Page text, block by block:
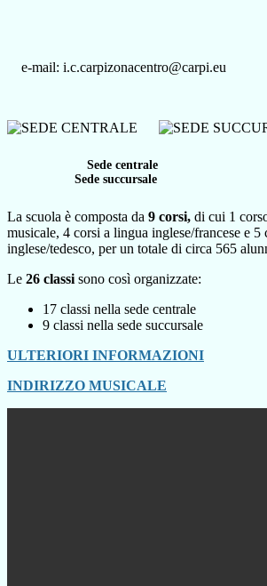
e-mail: i.c.carpizonacentro@carpi.eu
Sede centrale
Sede succursale
La scuola è composta da 9 corsi, di cui 1
musicale, 4 corsi a lingua inglese/francese e 5
inglese/tedesco, per un totale di circa 565
Le 26 classi sono così organizzate:
17 classi nella sede centrale
9 classi nella sede succursale
ULTERIORI INFORMAZIONI
INDIRIZZO MUSICALE